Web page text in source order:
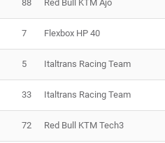
88 Red Bull KTM Ajo
7 Flexbox HP 40
5 Italtrans Racing Team
33 Italtrans Racing Team
72 Red Bull KTM Tech3